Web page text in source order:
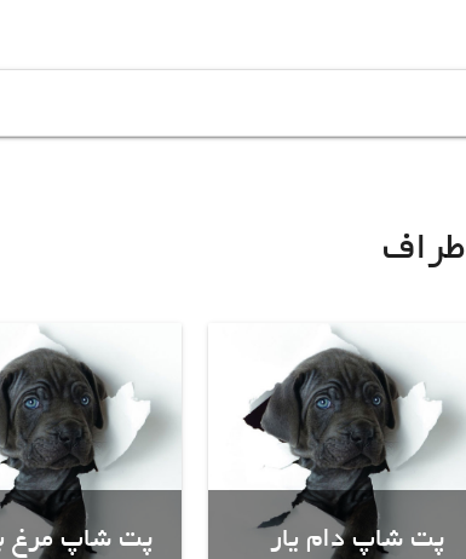
پت شاپ مرغ پت شاپ دام یار